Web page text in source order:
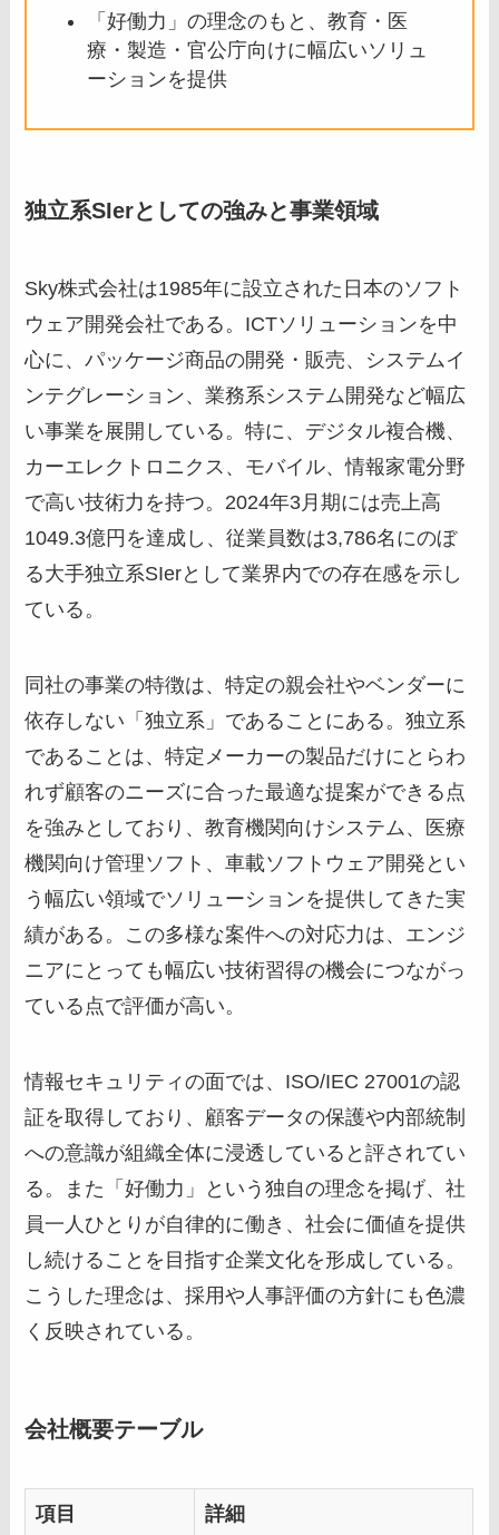
「好働力」の理念のもと、教育・医
療・製造・官公庁向けに幅広いソリュ
ーションを提供
独立系SIerとしての強みと事業領域
Sky株式会社は1985年に設立された日本のソフト
ウェア開発会社である。ICTソリューションを中
心に、パッケージ商品の開発・販売、システムイ
ンテグレーション、業務系システム開発など幅広
い事業を展開している。特に、デジタル複合機、
カーエレクトロニクス、モバイル、情報家電分野
で高い技術力を持つ。2024年3月期には売上高
1049.3億円を達成し、従業員数は3,786名にのぼ
る大手独立系SIerとして業界内での存在感を示し
ている。
同社の事業の特徴は、特定の親会社やベンダーに
依存しない「独立系」であることにある。独立系
であることは、特定メーカーの製品だけにとらわ
れず顧客のニーズに合った最適な提案ができる点
を強みとしており、教育機関向けシステム、医療
機関向け管理ソフト、車載ソフトウェア開発とい
う幅広い領域でソリューションを提供してきた実
績がある。この多様な案件への対応力は、エンジ
ニアにとっても幅広い技術習得の機会につながっ
ている点で評価が高い。
情報セキュリティの面では、ISO/IEC 27001の認
証を取得しており、顧客データの保護や内部統制
への意識が組織全体に浸透していると評されてい
る。また「好働力」という独自の理念を掲げ、社
員一人ひとりが自律的に働き、社会に価値を提供
し続けることを目指す企業文化を形成している。
こうした理念は、採用や人事評価の方針にも色濃
く反映されている。
会社概要テーブル
項目 詳細